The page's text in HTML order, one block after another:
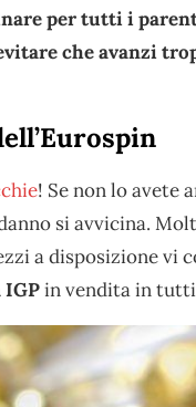
per tutti i
che avanzi
! Se non lo avete
si avvicina.
a disposizione vi
IGPin vendita in